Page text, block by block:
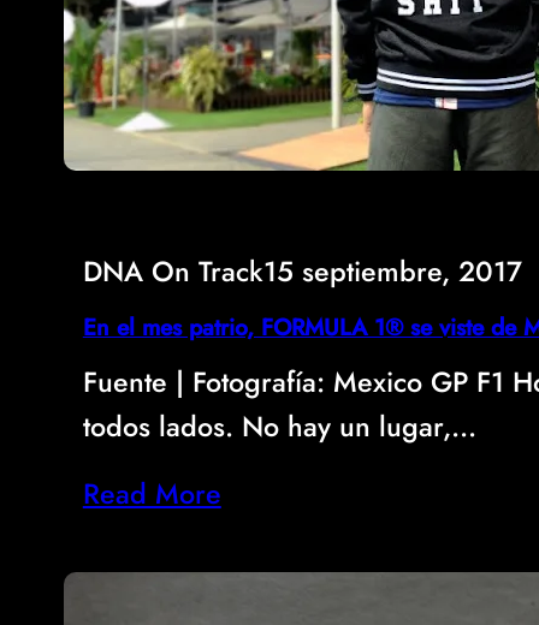
DNA On Track15 septiembre, 2017
En el mes patrio, FORMULA 1® se viste de
Fuente | Fotografía: Mexico GP F1
todos lados. No hay un lugar,…
Read More